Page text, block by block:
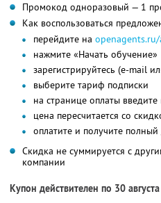
Промокод одноразовый — 1
Как воспользоваться
перейдите на openagents.ru/
нажмите «Начать обучение»
зарегистрируйтесь (e-mail
выберите тариф подписки
на странице оплаты
цена пересчитается со
оплатите и получите полный
Скидка не суммируется с
компании
Купон действителен по 30